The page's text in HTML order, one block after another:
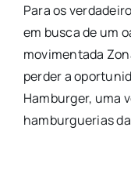
Para os
em busca de um
movimentada
perder a
Hamburger, uma
hamburguerias